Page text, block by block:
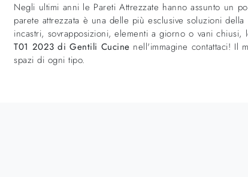
Negli ultimi anni le Pareti Attrezzate hanno assunto un
parete attrezzata è una delle più esclusive soluzioni
incastri, sovrapposizioni, elementi a giorno o vani
T01 2023 di Gentili Cucine nell'immagine contattaci! Il
spazi di ogni tipo.